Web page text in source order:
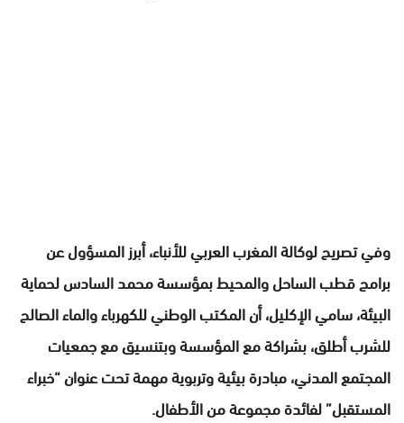
وفي تصريح لوكالة المغرب العربي للأنباء، أبرز المسؤول عن
برامج قطب الساحل والمحيط بمؤسسة محمد السادس لحماية
البيئة، سامي الإكليل، أن المكتب الوطني للكهرباء والماء الصالح
للشرب أطلق، بشراكة مع المؤسسة وبتنسيق مع جمعيات
المجتمع المدني، مبادرة بيئية وتربوية مهمة تحت عنوان “خبراء
المستقبل” لفائدة مجموعة من الأطفال.